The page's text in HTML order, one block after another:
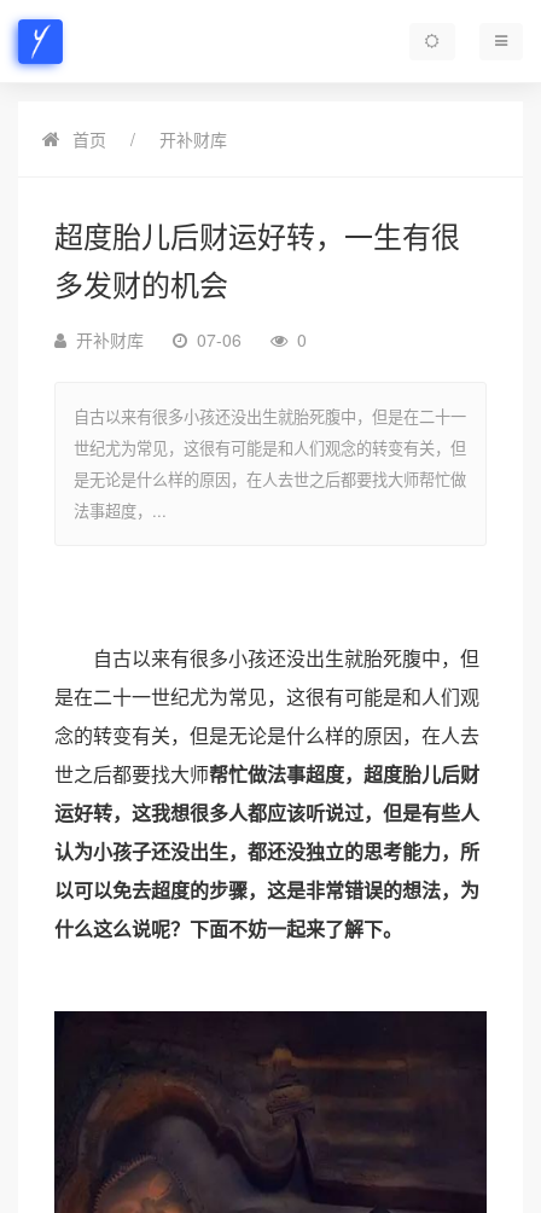
首页 开补财库
超度胎儿后财运好转，一生有很
多发财的机会
开补财库 07-06 0
自古以来有很多小孩还没出生就胎死腹中，但是在二十一
世纪尤为常见，这很有可能是和人们观念的转变有关，但
是无论是什么样的原因，在人去世之后都要找大师帮忙做
法事超度，...
自古以来有很多小孩还没出生就胎死腹中，但
是在二十一世纪尤为常见，这很有可能是和人们观
念的转变有关，但是无论是什么样的原因，在人去
世之后都要找大师帮忙做法事超度， 超度胎儿后财
运好转，这我想很多人都应该听说过，但是有些人
认为小孩子还没出生，都还没独立的思考能力，所
以可以免去超度的步骤，这是非常错误的想法，为
什么这么说呢？下面不妨一起来了解下。